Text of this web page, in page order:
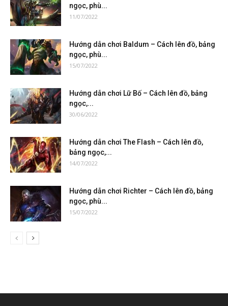
ngọc, phù...
11/07/2022
Hướng dẫn chơi Baldum – Cách lên đồ, bảng
ngọc, phù...
15/07/2022
Hướng dẫn chơi Lữ Bố – Cách lên đồ, bảng
ngọc,...
30/06/2022
Hướng dẫn chơi The Flash – Cách lên đồ,
bảng ngọc,...
14/07/2022
Hướng dẫn chơi Richter – Cách lên đồ, bảng
ngọc, phù...
15/07/2022